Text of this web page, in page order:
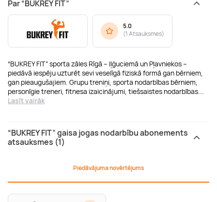
Par “BUKREY FIT”
“BUKREY FIT” sporta zāles Rīgā – Iļģuciemā un Pļavniekos –
piedāvā iespēju uzturēt sevi veselīgā fiziskā formā gan bērniem,
gan pieaugušajiem. Grupu treniņi, sporta nodarbības bērniem,
personīgie treneri, fitnesa izaicinājumi, tiešsaistes nodarbības...
Lasīt vairāk
5.0
(1 Atsauksmes)
“BUKREY FIT” gaisa jogas nodarbību abonements
atsauksmes (1)
Piedāvājuma novērtējums